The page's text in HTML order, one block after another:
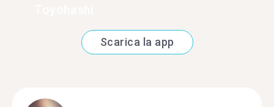
Scarica la app